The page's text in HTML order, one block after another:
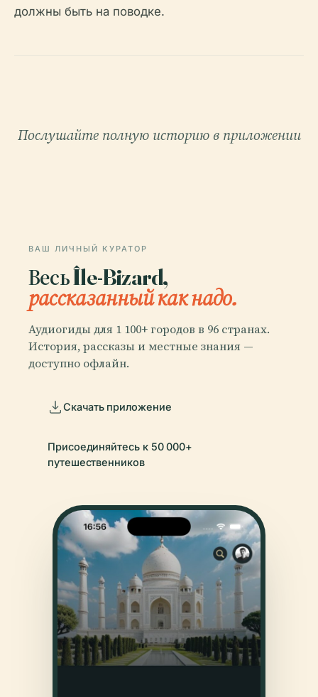
должны быть на поводке.
Послушайте полную историю в приложении
ВАШ ЛИЧНЫЙ КУРАТОР
Весь Île-Bizard,
рассказанный как надо.
Аудиогиды для 1 100+ городов в 96 странах.
История, рассказы и местные знания —
доступно офлайн.
Скачать приложение
Присоединяйтесь к 50 000+
путешественников